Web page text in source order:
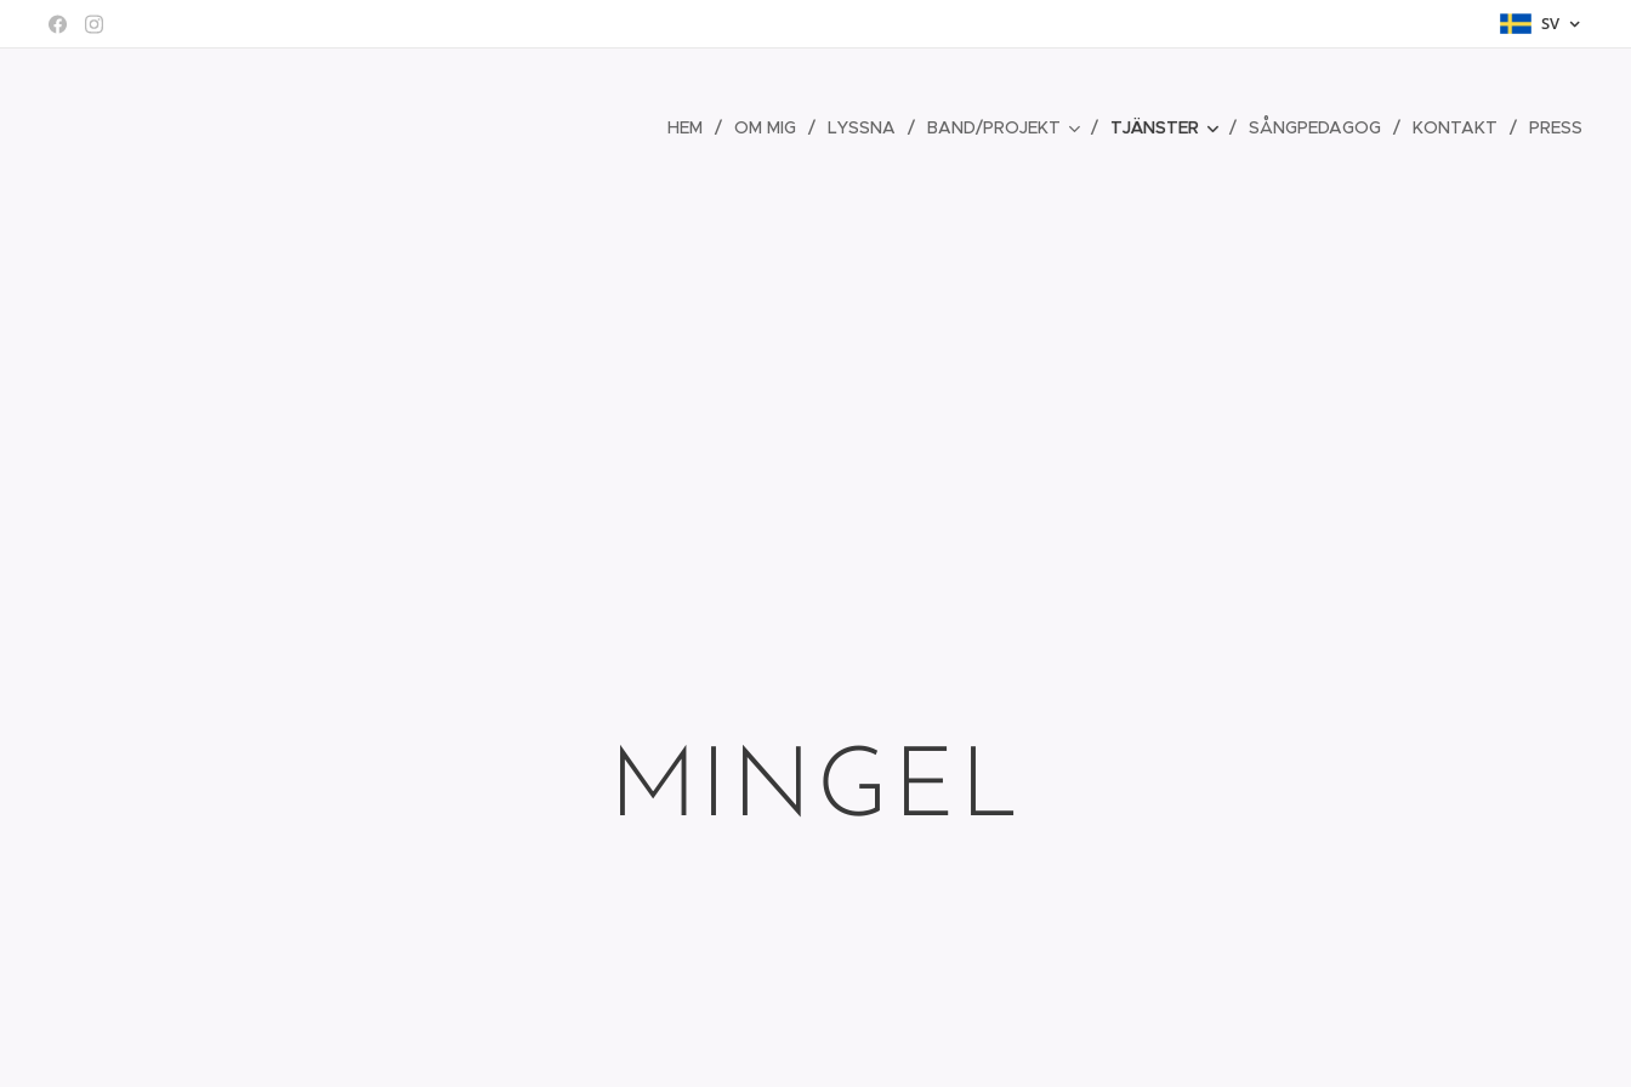
SV
HEM OM MIG LYSSNA BAND/PROJEKT TJÄNSTER SÅNGPEDAGOG KONTAKT PRESS
MINGEL